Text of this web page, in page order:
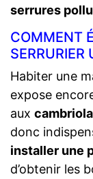
serrures
COMMENT
SERRURIER
Habiter une
expose
aux
donc
installer une
d’obtenir les